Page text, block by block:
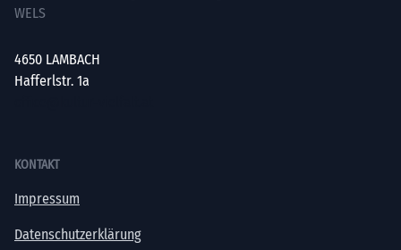
WELS
4650 LAMBACH
Hafferlstr. 1a
KONTAKT
Impressum
Datenschutzerklärung